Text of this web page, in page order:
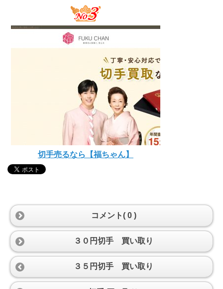
切手売るなら【福ちゃん】
コメント( 0 )
３０円切手 買い取り
３５円切手 買い取り